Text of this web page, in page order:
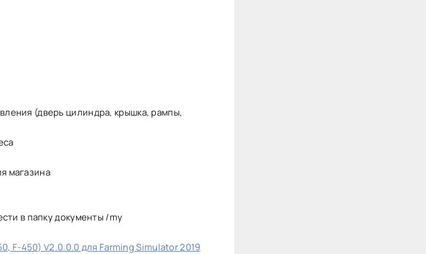
(дверь цилиндра, крышка, рампы,
магазина
в папку документы /my
F-450) V2.0.0.0 для Farming Simulator 2019